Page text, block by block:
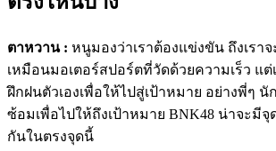
ตาหวาน : หนูมองว่าเราต้องแข่งขัน ถึงเรา
เหมือนมอเตอร์สปอร์ตที่วัดด้วยความเร็ว แ
ฝึกฝนตัวเองเพื่อให้ไปสู่เป้าหมาย อย่างพี่ๆ นั
ซ้อมเพื่อไปให้ถึงเป้าหมาย BNK48 น่าจะมี
กันในตรงจุดนี้